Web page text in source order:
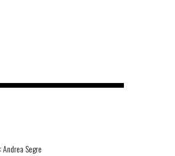
Andrea Segre